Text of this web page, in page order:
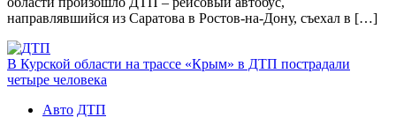
направлявшийся из Саратова в Ростов-на-Дону, съехал в […]
В Курской области на трассе «Крым» в ДТП пострадали
четыре человека
Авто ДТП